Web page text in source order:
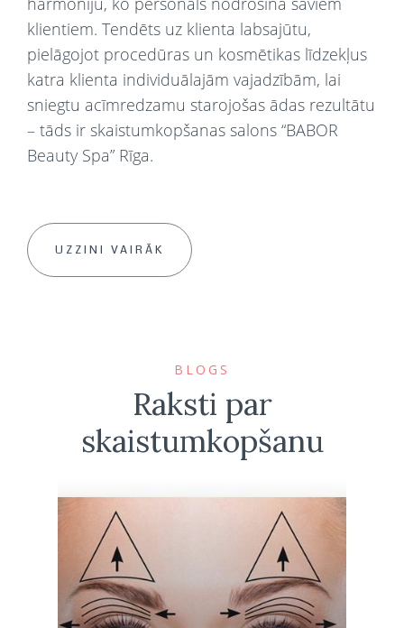
klientiem. Tendēts uz klienta labsajūtu,
pielāgojot procedūras un kosmētikas līdzekļus
katra klienta individuālajām vajadzībām, lai
sniegtu acīmredzamu starojošas ādas rezultātu
– tāds ir skaistumkopšanas salons “BABOR
Beauty Spa” Rīga.
UZZINI VAIRĀK
BLOGS
Raksti par
skaistumkopšanu